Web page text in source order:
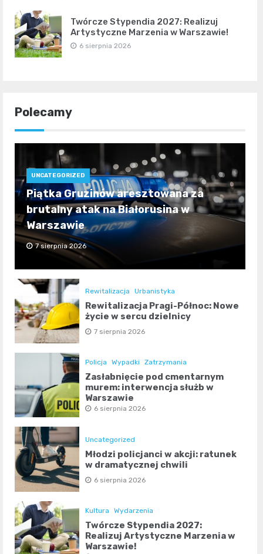
Twórcze Stypendia 2027: Realizuj
Artystyczne Marzenia w Warszawie!
6 sierpnia 2026
Polecamy
UNCATEGORIZED
Piątka Gruzinów aresztowana za
brutalny atak na Białorusina w
Warszawie
7 sierpnia 2026
Rewitalizacja Urbanistyka
Rewitalizacja Pragi-Północ: Nowe
życie w sercu dzielnicy
7 sierpnia 2026
Policja Wypadki Zatrzymania
Zasłabnięcie pod cmentarnym
murem: interwencja służb w
Warszawie
6 sierpnia 2026
Uncategorized
Młodzi policjanci w akcji: ratunek
w dramatycznej chwili
6 sierpnia 2026
Kultura Wydarzenia
Twórcze Stypendia 2027:
Realizuj Artystyczne Marzenia w
Warszawie!